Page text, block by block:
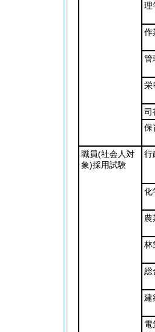
理
作
管
栄
司
保
職員(社会人対
象)採用試験
行
化
農
林
総
建
電